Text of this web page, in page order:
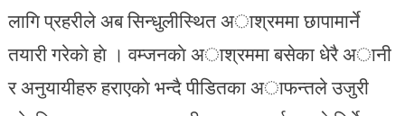
लागि प्रहरीले अब सिन्धुलीस्थित अाश्रममा छापामार्ने
तयारी गरेकाे हाे । वम्जनकाे अाश्रममा बसेका धेरै अानी
र अनुयायीहरु हराएकाे भन्दै पीडितका अाफन्तले उजुरी